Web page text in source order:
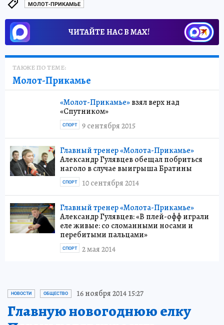
МОЛОТ-ПРИКАМЬЕ
ЧИТАЙТЕ НАС В МАХ!
ТАКЖЕ ПО ТЕМЕ:
Молот-Прикамье
«Молот-Прикамье»взял верх над
«Спутником»
9 сентября 2015
СПОРТ
Главный тренер «Молота-Прикамье»
Александр Гулявцев обещал побриться
наголо в случае выигрыша Братины
10 сентября 2014
СПОРТ
Главный тренер «Молота-Прикамье»
Александр Гулявцев: «В плей-офф играли
еле живые: со сломанными носами и
перебитыми пальцами»
2 мая 2014
СПОРТ
НОВОСТИ ОБЩЕСТВО 16 ноября 2014 15:27
Главную новогоднюю елку